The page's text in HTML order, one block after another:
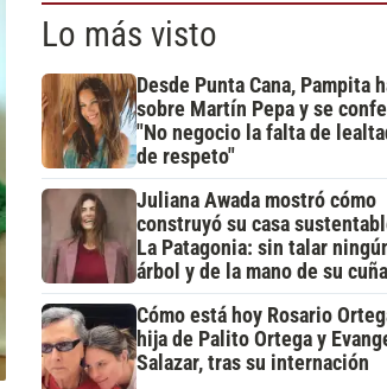
Lo más visto
Desde Punta Cana, Pampita
sobre Martín Pepa y se
"No negocio la falta de
de respeto"
Juliana Awada mostró cómo
construyó su casa
La Patagonia: sin talar
árbol y de la mano de su
Cómo está hoy Rosario
hija de Palito Ortega y
Salazar, tras su internación